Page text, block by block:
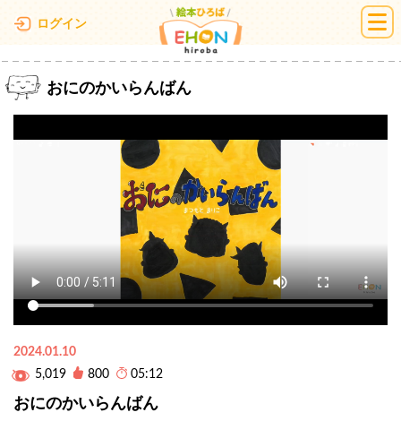
ログイン 絵本ひろば
おにのかいらんばん
2024.01.10
5,019
800 05:12
おにのかいらんばん